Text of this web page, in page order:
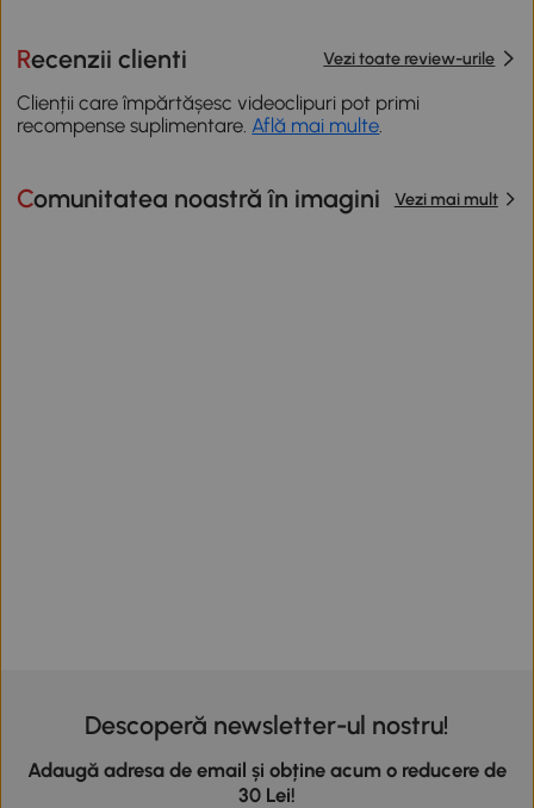
Recenzii clienti Vezi toate review-urile
Clienții care împărtășesc videoclipuri pot primi
recompense suplimentare. Află mai multe
Comunitatea noastră în imagini Vezi mai mult
Descoperă newsletter-ul nostru!
Adaugă adresa de email și obține acum o reducere de
30 Lei!